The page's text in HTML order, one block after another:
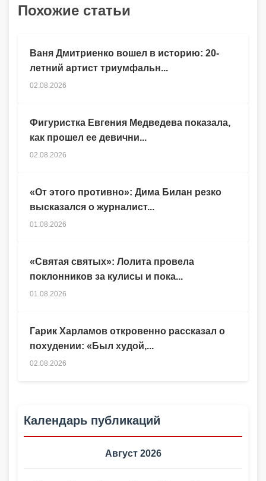
Похожие статьи
Гарик Харламов откровенно рассказал о
похудении: «Был худой,...
02.08.2026
Ваня Дмитриенко вошел в историю: 20-
летний артист триумфальн...
02.08.2026
Фигуристка Евгения Медведева показала,
как прошел ее девични...
02.08.2026
«От этого противно»: Дима Билан резко
высказался о журналист...
01.08.2026
«Святая святых»: Лолита провела
поклонников за кулисы и пока...
01.08.2026
Календарь публикаций
Август 2026